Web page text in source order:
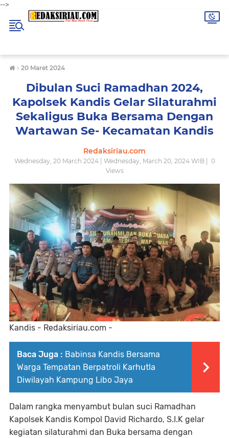
-->
› 20 Maret 2024
Dibulan Suci Ramadhan 2024,
Kapolsek Kandis Gelar Silaturahmi
Sekaligus Buka Bersama Dengan
Wartawan Se- Kecamatan Kandis
Redaksiriau.com
Wednesday, 20 March 2024 | Wednesday, March 20, 2024 WIB |
0
Views
Kandis - Redaksiriau.com -
Baca Juga : Babinsa Kandis Bersama
Warga Tempatan Berpatroli Karhutla
Diwilayah Kampung Libo Jaya
Dalam rangka menyambut bulan suci Ramadhan
Kapolsek Kandis Kompol David Richardo, S.I.K gelar
kegiatan silaturahmi dan Buka bersama dengan